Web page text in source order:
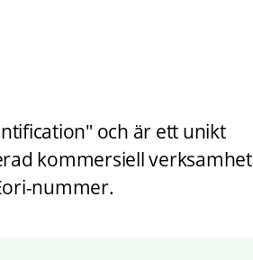
och är ett unikt
kommersiell verksamhet
nummer.